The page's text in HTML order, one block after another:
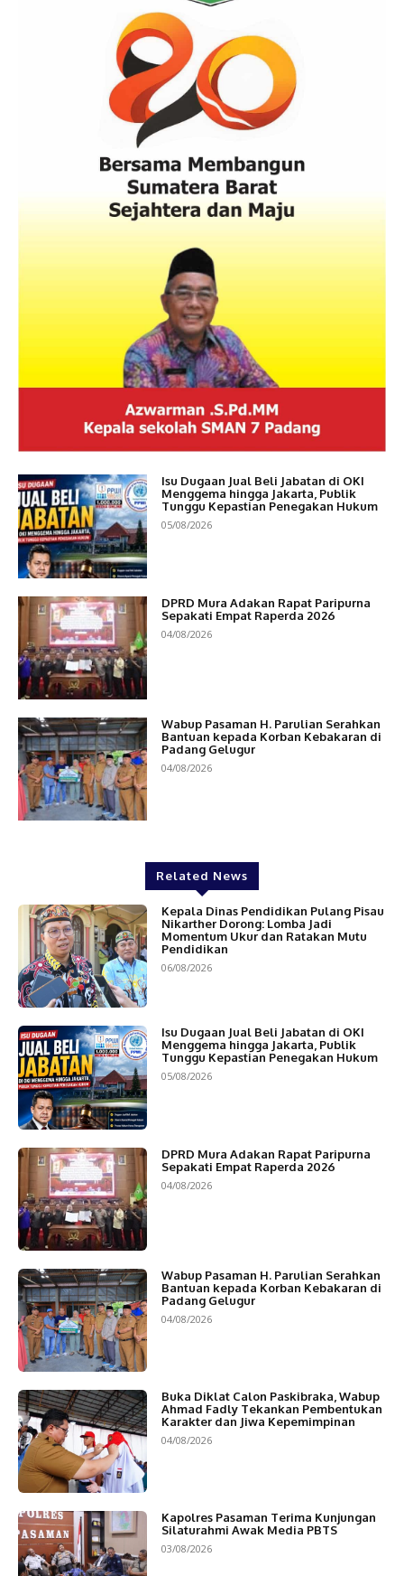
Isu Dugaan Jual Beli Jabatan di OKI
Menggema hingga Jakarta, Publik
Tunggu Kepastian Penegakan Hukum
05/08/2026
DPRD Mura Adakan Rapat Paripurna
Sepakati Empat Raperda 2026
04/08/2026
Wabup Pasaman H. Parulian Serahkan
Bantuan kepada Korban Kebakaran di
Padang Gelugur
04/08/2026
Related News
Kepala Dinas Pendidikan Pulang Pisau
Nikarther Dorong: Lomba Jadi
Momentum Ukur dan Ratakan Mutu
Pendidikan
06/08/2026
Isu Dugaan Jual Beli Jabatan di OKI
Menggema hingga Jakarta, Publik
Tunggu Kepastian Penegakan Hukum
05/08/2026
DPRD Mura Adakan Rapat Paripurna
Sepakati Empat Raperda 2026
04/08/2026
Wabup Pasaman H. Parulian Serahkan
Bantuan kepada Korban Kebakaran di
Padang Gelugur
04/08/2026
Buka Diklat Calon Paskibraka, Wabup
Ahmad Fadly Tekankan Pembentukan
Karakter dan Jiwa Kepemimpinan
04/08/2026
Kapolres Pasaman Terima Kunjungan
Silaturahmi Awak Media PBTS
03/08/2026